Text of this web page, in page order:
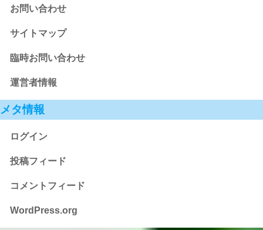
お問い合わせ
サイトマップ
臨時お問い合わせ
運営者情報
メタ情報
ログイン
投稿フィード
コメントフィード
WordPress.org